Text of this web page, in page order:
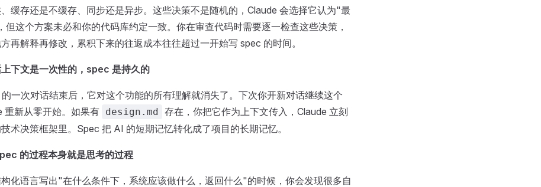
缓存还是不缓存、同步还是异步。这些决策不是随机的，Claude 会选择它认为"最
但这个方案未必和你的代码库约定一致。你在审查代码时需要逐一检查这些决策，
再解释再修改，累积下来的往返成本往往超过一开始写 spec 的时间。
下文是一次性的，spec 是持久的
一次对话结束后，它对这个功能的所有理解就消失了。下次你开新对话继续这个
重新从零开始。如果有 design.md 存在，你把它作为上下文传入，Claude 立刻
术决策框架里。Spec 把 AI 的短期记忆转化成了项目的长期记忆。
的过程本身就是思考的过程
化语言写出"在什么条件下，系统应该做什么，返回什么"的时候，你会发现很多自